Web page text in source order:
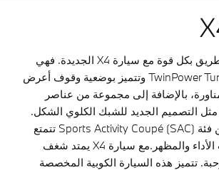
الآن يمكنك غزو الطريق بكل قوة مع سيارة X4 الجديدة. فهي
مجهزة بمحرك TwinPower Turbo وتتميز بوضعية وقوف أعرض
بالإضافة إلى مجموعة من عناصر
التصميم الجديد للشبك الكلوي الشكل.
إن هذه السيارة من فئة Sports Activity Coupé (SAC) تتمتع
بفيض من مقومات الأداء والمظهر.مع سيارة X4 يمتد شغف
تتميز هذه السيارة الكوبية المخصصة